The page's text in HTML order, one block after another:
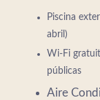
Piscina
abril)
Wi-Fi
públicas
Aire